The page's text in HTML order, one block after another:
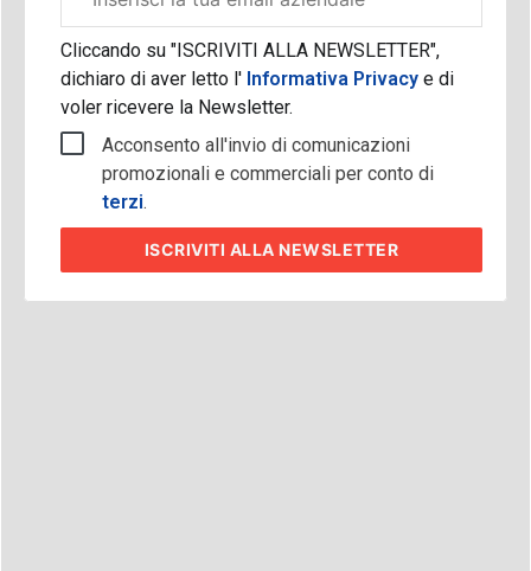
aziendale
Cliccando su "ISCRIVITI ALLA NEWSLETTER",
dichiaro di aver letto l'Informativa Privacy e di
voler ricevere la Newsletter.
Acconsento all'invio di comunicazioni
promozionali e commerciali per conto di
terzi.
ISCRIVITI ALLA NEWSLETTER